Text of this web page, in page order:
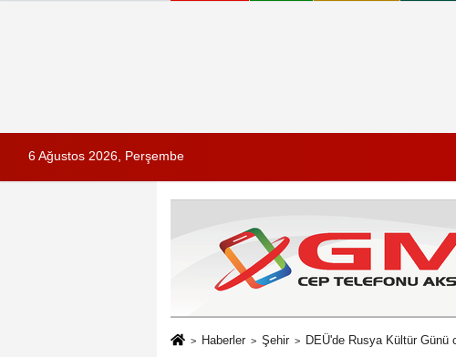
6 Ağustos 2026, Perşembe
Haberler Şehir DEÜ'de Rusya Kültür Günü